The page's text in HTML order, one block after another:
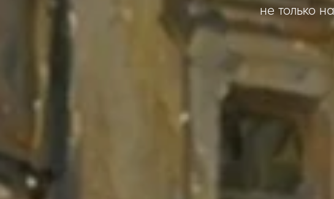
не только